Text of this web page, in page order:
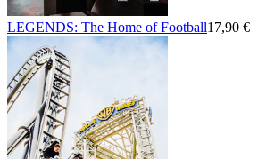
LEGENDS: The Home of Football17,90 €